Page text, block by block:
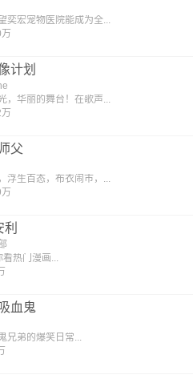
奕宏宠物医院能成为全...
计划
，华丽的舞台！在歌声...
父
浮生百态，布衣闹市，...
热门漫画...
血鬼
兄弟的爆笑日常...